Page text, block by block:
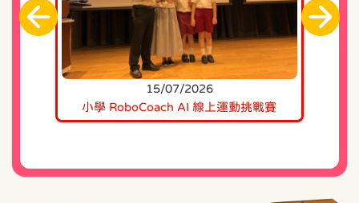
講座
20/03/2026
2025/2026年度 下學期 家長日
2025/2026年度 「感恩有你‧展翅高飛」開放日---
20/03/2026
15/07/2026
小學 RoboCoach AI 線上運動挑戰賽